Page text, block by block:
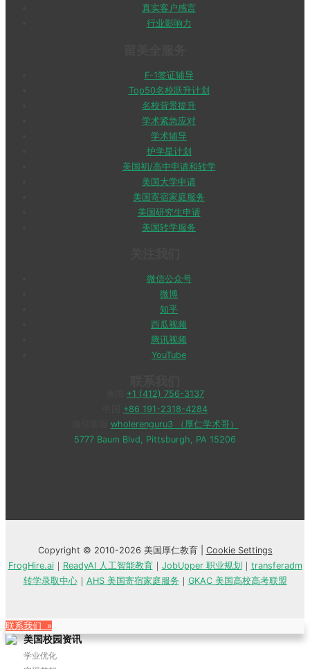
真实客户感言
行业影响力
F-1签证辅导
Top50名校跃升计划
名校背景提升
学术紧急应对
学术辅导
护学星计划
美国初/高中申请和转学
美国大学申请
美国寄宿家庭服务
美国研究生申请
美国转学服务
微信公众号
微博
知乎
西瓜视频
腾讯视频
YouTube
+1 (412) 756-3137
+86 191-2318-4284
wholerenguru3 （厚仁学术哥）
5777 Baum Blvd, Pittsburgh, PA 15206
Copyright © 2010-2026 美国厚仁教育 | Cookie Settings
FrogHire.ai｜ ReadyAI 人工智能教育｜ JobUpper 职业规划 ｜ transferadm
转学录取中心｜ AHS 美国寄宿家庭服务 ｜ GKAC 美国高校高考联盟
联系我们 »
美国校园资讯
学业优化